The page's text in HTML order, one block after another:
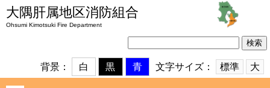
大隅肝属地区消防組合
Ohsumi Kimotsuki Fire Department
検
索:
文字サイズ：
標準 大
背景： 白 黒 青